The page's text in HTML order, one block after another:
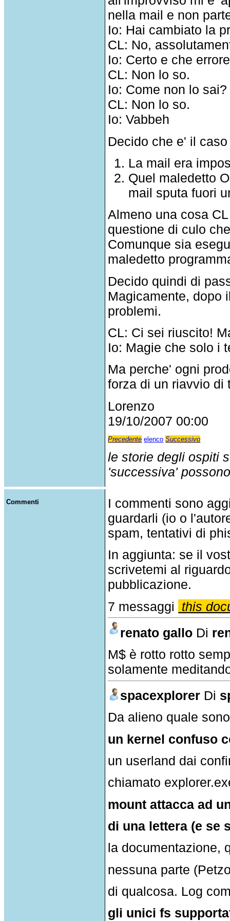
nella mail e non
Io: Hai cambiato la
CL: No,
Io: Certo e che
CL: Non lo so.
Io: Come non lo sai?
CL: Non lo so.
Io: Vabbeh
Decido che e' il
La mail era
Quel maledetto
mail sputa fuori
Almeno una cosa
questione di culo
Comunque sia
maledetto
Decido quindi di
Magicamente, dopo
problemi.
CL: Ci sei riuscito!
Io: Magie che solo i
Ma perche' ogni
forza di un riavvio di
Lorenzo
19/10/2007 00:00
Precedente elenco Successivo
le storie degli ospiti
'successiva'
Commenti
I commenti sono
guardarli (io o
spam, tentativi di
In aggiunta: se il
scrivetemi al
pubblicazione.
7 messaggi
this
renato gallo Di
M$ è rotto rotto
solamente
spacexplorer Di
Da alieno quale
un kernel confuso
un userland dai
chiamato
mount attacca ad
di una lettera (e se
la documentazione,
nessuna parte
di qualcosa. Log
gli unici fs